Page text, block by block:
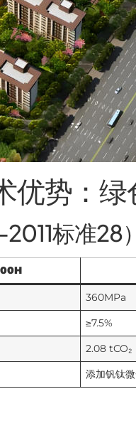
势：
标准28）
360MPa
≥7.5%
2.08 tCO₂
添加钒钛